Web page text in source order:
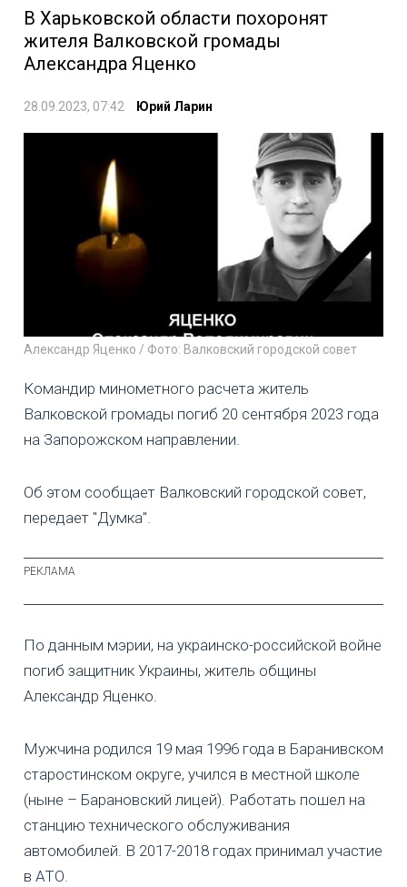
В Харьковской области похоронят
жителя Валковской громады
Александра Яценко
28.09.2023, 07:42 Юрий Ларин
Александр Яценко / Фото: Валковский городской совет
Командир минометного расчета житель
Валковской громады погиб 20 сентября 2023 года
на Запорожском направлении.
Об этом сообщает Валковский городской совет,
передает "Думка".
По данным мэрии, на украинско-российской войне
погиб защитник Украины, житель общины
Александр Яценко.
Мужчина родился 19 мая 1996 года в Баранивском
старостинском округе, учился в местной школе
(ныне – Барановский лицей). Работать пошел на
станцию технического обслуживания
автомобилей. В 2017-2018 годах принимал участие
в АТО.